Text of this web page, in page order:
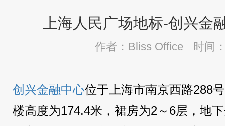
上海人民广场地标-创兴金
作者：Bliss Office 时间
创兴金融中心位于上海市南京西路288
楼高度为174.4米，裙房为2～6层，地